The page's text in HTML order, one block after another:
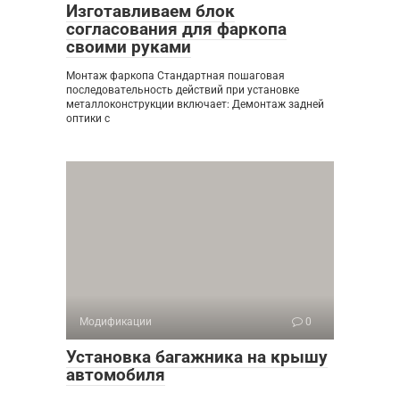
Изготавливаем блок
согласования для фаркопа
своими руками
Монтаж фаркопа Стандартная пошаговая
последовательность действий при установке
металлоконструкции включает: Демонтаж задней
оптики с
Модификации 0
Установка багажника на крышу
автомобиля